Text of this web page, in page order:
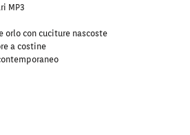
MP3
orlo con cuciture nascoste
a costine